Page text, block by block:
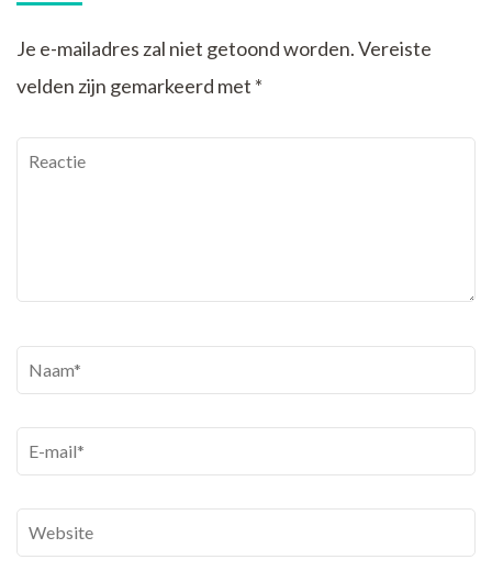
Je e-mailadres zal niet getoond worden.Vereiste
velden zijn gemarkeerd met *
Reactie
Naam*
E-
mail*
Website